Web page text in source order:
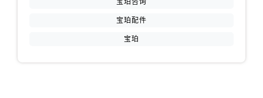
宝珀咨询
宝珀配件
宝珀